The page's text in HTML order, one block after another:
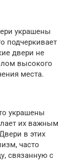
украшены
подчеркивает
двери не
высокого
места.
украшены
их важным
в этих
часто
связанную с